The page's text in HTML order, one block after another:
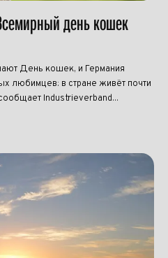
день кошек
День кошек, и Германия
любимцев: в стране живёт почти
Industrieverband...